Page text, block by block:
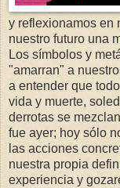
y reflexionamos en
nuestro futuro una
Los símbolos y
"amarran" a
a entender que
vida y muerte,
derrotas se
fue ayer; hoy sólo
las acciones
nuestra propia
experiencia y